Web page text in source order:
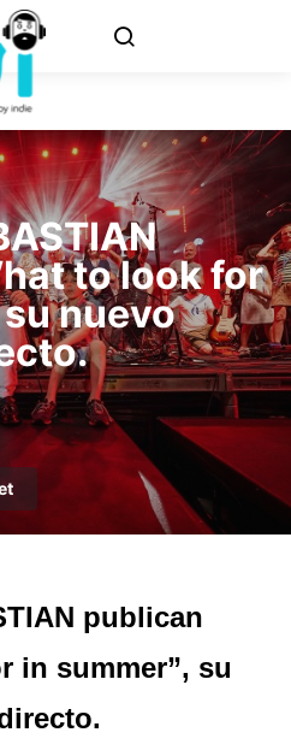
to look for
nuevo
publican
in summer”, su